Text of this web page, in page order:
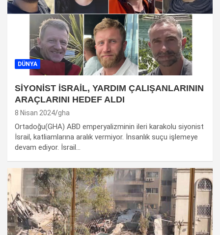
DÜNYA
SİYONİST İSRAİL, YARDIM ÇALIŞANLARININ
ARAÇLARINI HEDEF ALDI
8 Nisan 2024 gha
Ortadoğu(GHA) ABD emperyalizminin ileri karakolu siyonist
İsrail, katliamlarına aralık vermiyor. İnsanlık suçu işlemeye
devam ediyor. İsrail…